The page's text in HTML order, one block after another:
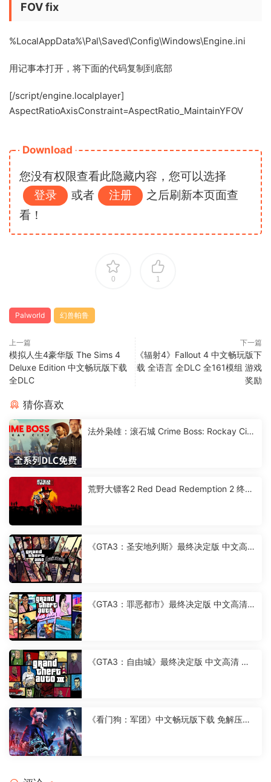
FOV fix
%LocalAppData%\Pal\Saved\Config\Windows\Engine.ini
用记事本打开，将下面的代码复制到底部
[/script/engine.localplayer]
AspectRatioAxisConstraint=AspectRatio_MaintainYFOV
Download
您没有权限查看此隐藏内容，您可以选择
登录
或者 注册
之后刷新本页面查
看！
0 1
Palworld 幻兽帕鲁
上一篇
模拟人生4豪华版 The Sims 4
Deluxe Edition 中文畅玩版下载
全DLC
下一篇
《辐射4》Fallout 4 中文畅玩版下
载 全语言 全DLC 全161模组 游戏
奖励
猜你喜欢
法外枭雄：滚石城 Crime Boss: Rockay City
荒野大镖客2 Red Dead Redemption 2 终极
《GTA3：圣安地列斯》最终决定版 中文高清
《GTA3：罪恶都市》最终决定版 中文高清
《GTA3：自由城》最终决定版 中文高清 便
《看门狗：军团》中文畅玩版下载 免解压免